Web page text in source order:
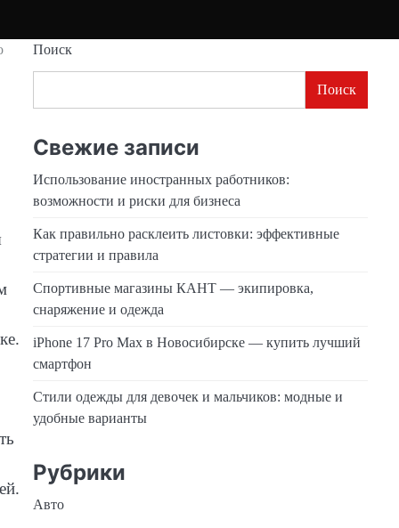
Поиск
Поиск
Свежие записи
Использование иностранных работников:
возможности и риски для бизнеса
Как правильно расклеить листовки: эффективные
стратегии и правила
Спортивные магазины КАНТ — экипировка,
снаряжение и одежда
iPhone 17 Pro Max в Новосибирске — купить лучший
смартфон
Стили одежды для девочек и мальчиков: модные и
удобные варианты
Рубрики
Авто